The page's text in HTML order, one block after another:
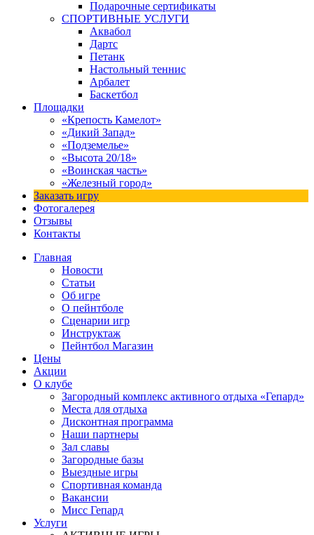
Подарочные сертификаты
СПОРТИВНЫЕ УСЛУГИ
Аквабол
Дартс
Петанк
Настольный теннис
Арбалет
Баскетбол
Площадки
«Крепость Камелот»
«Дикий Запад»
«Подземелье»
«Высота 20/18»
«Воинская часть»
«Железный город»
Заказать игру
Фотогалерея
Отзывы
Контакты
Главная
Новости
Статьи
Об игре
О пейнтболе
Сценарии игр
Инструктаж
Пейнтбол Магазин
Цены
Акции
О клубе
Загородный комплекс активного отдыха «Гепард»
Места для отдыха
Дисконтная программа
Наши партнеры
Зал славы
Загородные базы
Выездные игры
Спортивная команда
Вакансии
Мисс Гепард
Услуги